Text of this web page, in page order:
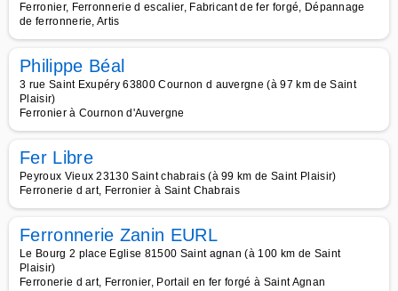
Ferronier, Ferronnerie d escalier, Fabricant de fer forgé, Dépannage
de ferronnerie, Artis
Philippe Béal
3 rue Saint Exupéry 63800 Cournon d auvergne (à 97 km de Saint
Plaisir)
Ferronier à Cournon d'Auvergne
Fer Libre
Peyroux Vieux 23130 Saint chabrais (à 99 km de Saint Plaisir)
Ferronerie d art, Ferronier à Saint Chabrais
Ferronnerie Zanin EURL
Le Bourg 2 place Eglise 81500 Saint agnan (à 100 km de Saint
Plaisir)
Ferronerie d art, Ferronier, Portail en fer forgé à Saint Agnan